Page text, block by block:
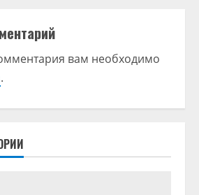
вам необходимо
.